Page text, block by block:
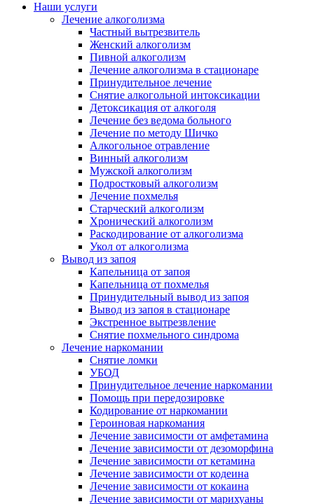
Наши услуги
Лечение алкоголизма
Частный вытрезвитель
Женский алкоголизм
Пивной алкоголизм
Лечение алкоголизма в стационаре
Принудительное лечение
Снятие алкогольной интоксикации
Детоксикация от алкоголя
Лечение без ведома больного
Лечение по методу Шичко
Алкогольное отравление
Винный алкоголизм
Мужской алкоголизм
Подростковый алкоголизм
Лечение похмелья
Старческий алкоголизм
Хронический алкоголизм
Раскодирование от алкоголизма
Укол от алкоголизма
Вывод из запоя
Капельница от запоя
Капельница от похмелья
Принудительный вывод из запоя
Вывод из запоя в стационаре
Экстренное вытрезвление
Снятие похмельного синдрома
Лечение наркомании
Снятие ломки
УБОД
Принудительное лечение наркомании
Помощь при передозировке
Кодирование от наркомании
Героиновая наркомания
Лечение зависимости от амфетамина
Лечение зависимости от дезоморфина
Лечение зависимости от кетамина
Лечение зависимости от кодеина
Лечение зависимости от кокаина
Лечение зависимости от марихуаны